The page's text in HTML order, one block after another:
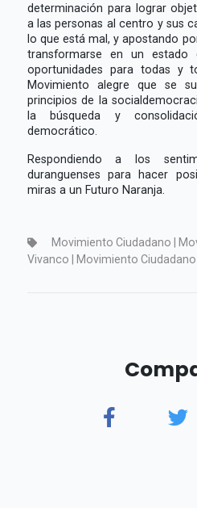
determinación para lograr
a las personas al centro y sus
lo que está mal, y apostando
transformarse en un estado
oportunidades para todas y
Movimiento alegre que se
principios de la
la búsqueda y
democrático.
Respondiendo a los
duranguenses para hacer
miras a un Futuro Naranja.
Movimiento Ciudadano |
Vivanco | Movimiento